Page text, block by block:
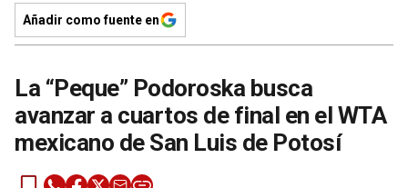
Añadir como fuente en
La “Peque” Podoroska busca
avanzar a cuartos de final en el WTA
mexicano de San Luis de Potosí